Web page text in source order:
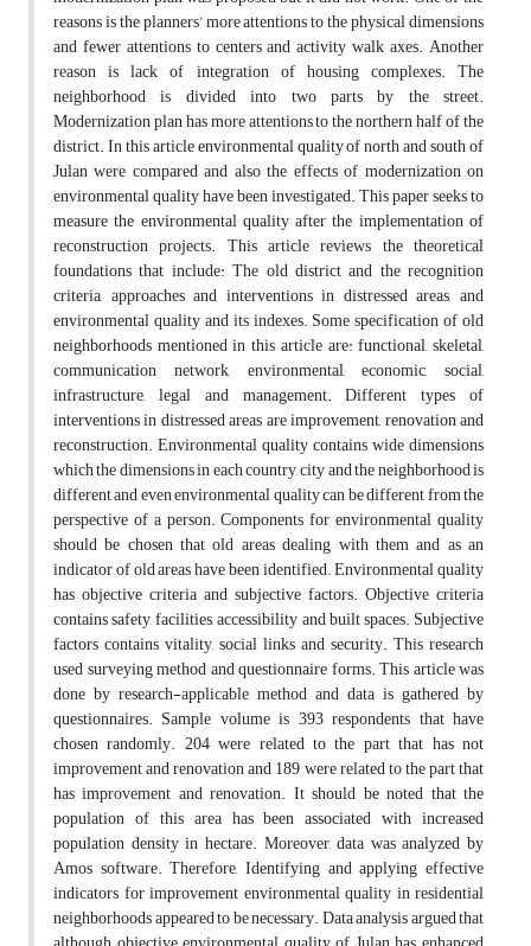
reasons is the planners’ more attentions to the physical dimensions
and fewer attentions to centers and activity walk axes. Another
reason is lack of integration of housing complexes. The
neighborhood is divided into two parts by the street.
Modernization plan has more attentions to the northern half of the
district. In this article environmental quality of north and south of
Julan were compared and also the effects of modernization on
environmental quality have been investigated. This paper seeks to
measure the environmental quality after the implementation of
reconstruction projects. This article reviews the theoretical
foundations that include: The old district and the recognition
criteria, approaches and interventions in distressed areas, and
environmental quality and its indexes. Some specification of old
neighborhoods mentioned in this article are: functional, skeletal,
communication network, environmental, economic, social,
infrastructure, legal and management. Different types of
interventions in distressed areas are improvement, renovation and
reconstruction. Environmental quality contains wide dimensions
which the dimensions in each country, city and the neighborhood is
different and even environmental quality can be different from the
perspective of a person. Components for environmental quality
should be chosen that old areas dealing with them and as an
indicator of old areas have been identified. Environmental quality
has objective criteria and subjective factors. Objective criteria
contains safety, facilities, accessibility and built spaces. Subjective
factors contains vitality, social links and security. This research
used surveying method and questionnaire forms. This article was
done by research-applicable method and data is gathered by
questionnaires. Sample volume is 393 respondents that have
chosen randomly. 204 were related to the part that has not
improvement and renovation and 189 were related to the part that
has improvement and renovation. It should be noted that the
population of this area has been associated with increased
population density in hectare. Moreover, data was analyzed by
Amos software. Therefore, Identifying and applying effective
indicators for improvement environmental quality in residential
neighborhoods appeared to be necessary. Data analysis argued that